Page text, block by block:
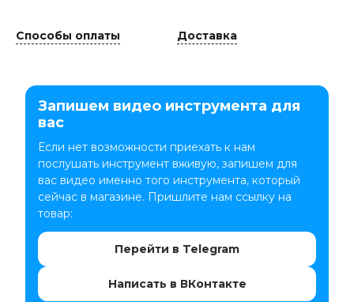
Способы оплаты Доставка
Запишем видео инструмента для
вас
Если нет возможности приехать к нам
послушать инструмент вживую, запишем для
вас видео именно того инструмента, который
сейчас в магазине. Пришлите нам ссылку на
товар:
Перейти в Telegram
Написать в ВКонтакте